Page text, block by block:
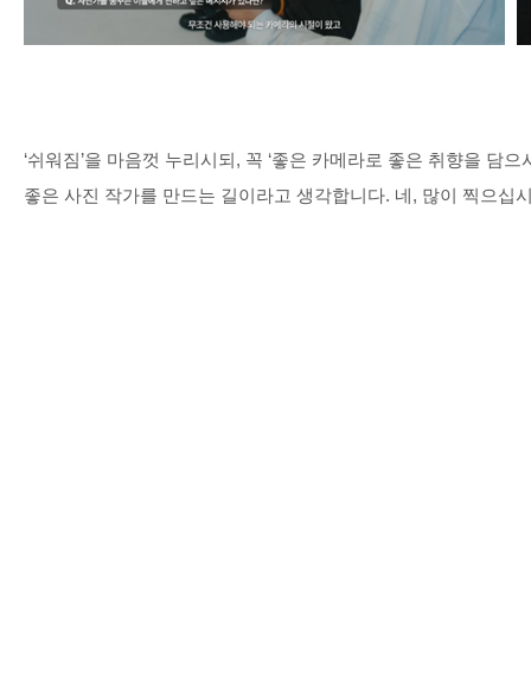
‘쉬워짐’을 마음껏 누리시되, 꼭 ‘좋은 카메라로 좋은 취향을 담으
좋은 사진 작가를 만드는 길이라고 생각합니다. 네, 많이 찍으십